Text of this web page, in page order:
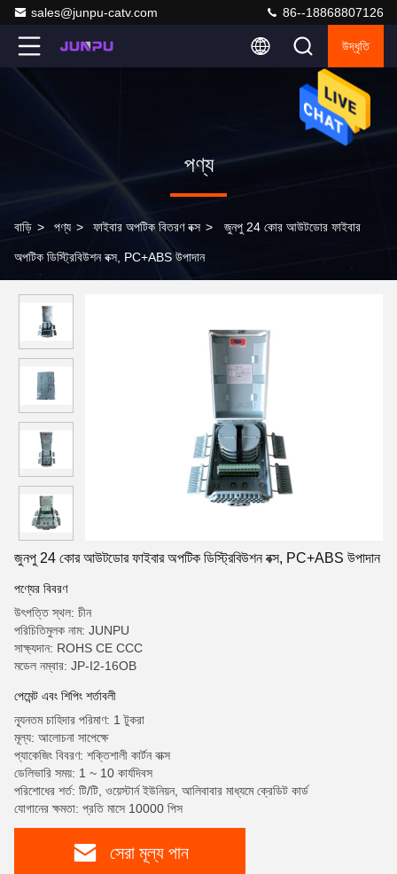
sales@junpu-catv.com 86--18868807126
উদ্ধৃতি
পণ্য
বাড়ি > পণ্য > ফাইবার অপটিক বিতরণ বক্স > জুনপু 24 কোর আউটডোর ফাইবার
অপটিক ডিস্ট্রিবিউশন বক্স, PC+ABS উপাদান
জুনপু 24 কোর আউটডোর ফাইবার অপটিক ডিস্ট্রিবিউশন বক্স, PC+ABS উপাদান
পণ্যের বিবরণ
উৎপত্তি স্থল: চীন
পরিচিতিমুলক নাম: JUNPU
সাক্ষ্যদান: ROHS CE CCC
মডেল নম্বার: JP-I2-16OB
পেমেন্ট এবং শিপিং শর্তাবলী
ন্যূনতম চাহিদার পরিমাণ: 1 টুকরা
মূল্য: আলোচনা সাপেক্ষে
প্যাকেজিং বিবরণ: শক্তিশালী কার্টন বাক্স
ডেলিভারি সময়: 1 ~ 10 কার্যদিবস
পরিশোধের শর্ত: টি/টি, ওয়েস্টার্ন ইউনিয়ন, আলিবাবার মাধ্যমে ক্রেডিট কার্ড
যোগানের ক্ষমতা: প্রতি মাসে 10000 পিস
সেরা মূল্য পান